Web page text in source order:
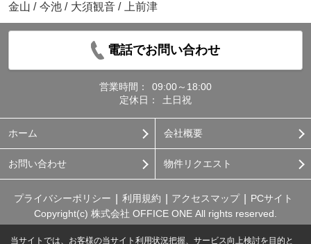
金山 / 今池 / 大須観音 / 上前津
電話でお問い合わせ
営業時間：
09:00～18:00
定休日：
土日祝
ホーム 会社概要
お問い合わせ 物件リクエスト
プライバシーポリシー 利用規約 アクセスマップ
PCサイト
Copyright(c) 株式会社 OFFICE ONE All rights reserved.
当サイトでは、お客様の当サイト利用状況把握、サービス向上検討を目的と